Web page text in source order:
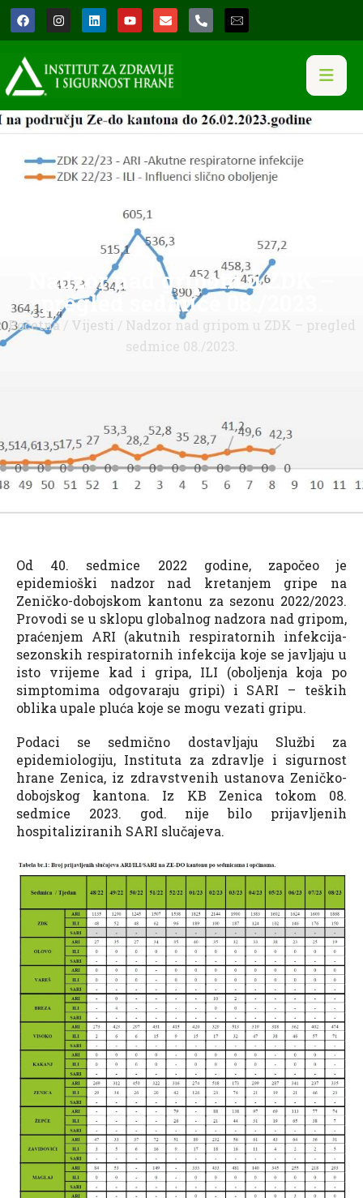
Nadzor nad gripom u ZDK –
pregled sedmice 08./2023.
Početna/ Vijesti / Nadzor nad gripom u ZDK – pregled
sedmice 08./2023.
Od 40. sedmice 2022 godine, započeo je
epidemioški nadzor nad kretanjem gripe na
Zeničko-dobojskom kantonu za sezonu 2022/2023.
Provodi se u sklopu globalnog nadzora nad gripom,
praćenjem ARI (akutnih respiratornih infekcija-
sezonskih respiratornih infekcija koje se javljaju u
isto vrijeme kad i gripa, ILI (oboljenja koja po
simptomima odgovaraju gripi) i SARI – teških
oblika upale pluća koje se mogu vezati gripu.
Podaci se sedmično dostavljaju Službi za
epidemiologiju, Instituta za zdravlje i sigurnost
hrane Zenica, iz zdravstvenih ustanova Zeničko-
dobojskog kantona. Iz KB Zenica tokom 08.
sedmice 2023. god. nije bilo prijavljenih
hospitaliziranih SARI slučajeva.